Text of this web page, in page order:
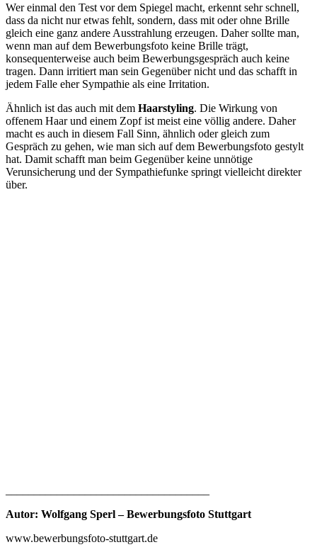
Wer einmal den Test vor dem Spiegel macht, erkennt sehr schnell,
dass da nicht nur etwas fehlt, sondern, dass mit oder ohne Brille
gleich eine ganz andere Ausstrahlung erzeugen. Daher sollte man,
wenn man auf dem Bewerbungsfoto keine Brille trägt,
konsequenterweise auch beim Bewerbungsgespräch auch keine
tragen. Dann irritiert man sein Gegenüber nicht und das schafft in
jedem Falle eher Sympathie als eine Irritation.
Ähnlich ist das auch mit dem Haarstyling. Die Wirkung von
offenem Haar und einem Zopf ist meist eine völlig andere. Daher
macht es auch in diesem Fall Sinn, ähnlich oder gleich zum
Gespräch zu gehen, wie man sich auf dem Bewerbungsfoto gestylt
hat. Damit schafft man beim Gegenüber keine unnötige
Verunsicherung und der Sympathiefunke springt vielleicht direkter
über.
Autor: Wolfgang Sperl – Bewerbungsfoto Stuttgart
www.bewerbungsfoto-stuttgart.de